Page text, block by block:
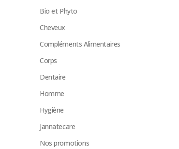
Bio et Phyto
Cheveux
Compléments Alimentaires
Corps
Dentaire
Homme
Hygiène
Jannatecare
Nos promotions